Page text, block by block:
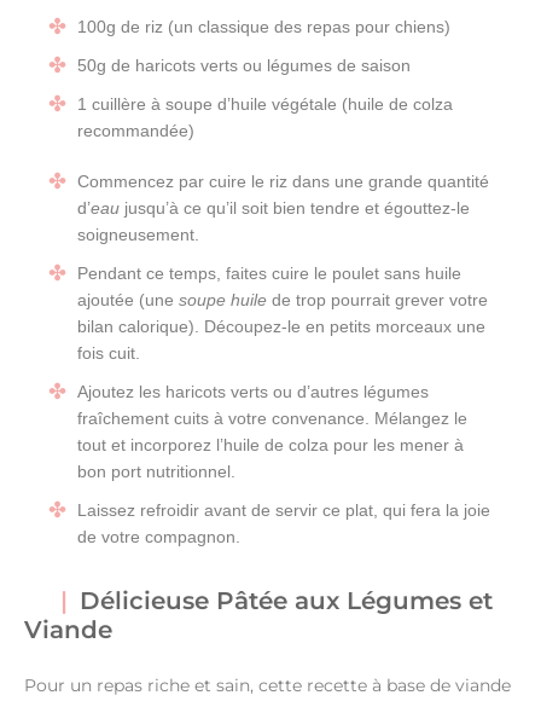
100g de riz (un classique des repas pour chiens)
50g de haricots verts ou légumes de saison
1 cuillère à soupe d’huile végétale (huile de colza
recommandée)
Commencez par cuire le riz dans une grande quantité
d’eau jusqu’à ce qu’il soit bien tendre et égouttez-le
soigneusement.
Pendant ce temps, faites cuire le poulet sans huile
ajoutée (une soupe huile de trop pourrait grever votre
bilan calorique). Découpez-le en petits morceaux une
fois cuit.
Ajoutez les haricots verts ou d’autres légumes
fraîchement cuits à votre convenance. Mélangez le
tout et incorporez l’huile de colza pour les mener à
bon port nutritionnel.
Laissez refroidir avant de servir ce plat, qui fera la joie
de votre compagnon.
Délicieuse Pâtée aux Légumes et
Viande
Pour un repas riche et sain, cette recette à base de viande